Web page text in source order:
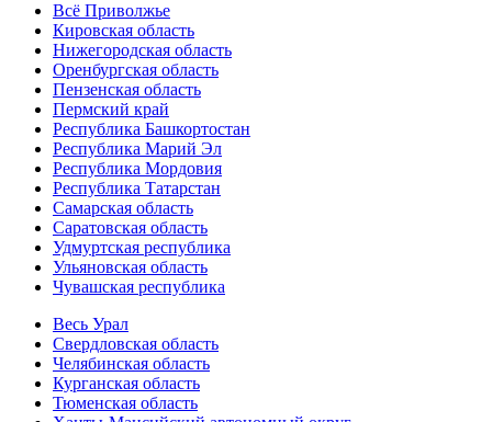
Всё Приволжье
Кировская область
Нижегородская область
Оренбургская область
Пензенская область
Пермский край
Республика Башкортостан
Республика Марий Эл
Республика Мордовия
Республика Татарстан
Самарская область
Саратовская область
Удмуртская республика
Ульяновская область
Чувашская республика
Весь Урал
Свердловская область
Челябинская область
Курганская область
Тюменская область